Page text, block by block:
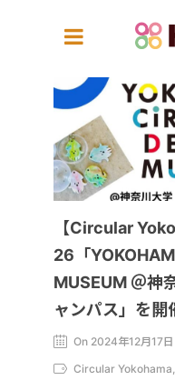
【Circular
26「
MUSEUM ＠神
ャンパス」を開
On 2024年12月17日
Circular Yokohama,